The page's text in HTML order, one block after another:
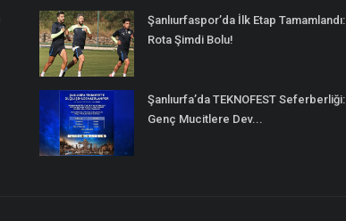
Şanlıurfaspor’da İlk Etap Tamamlandı:
Rota Şimdi Bolu!
Şanlıurfa’da TEKNOFEST Seferberliği:
Genç Mucitlere Dev...